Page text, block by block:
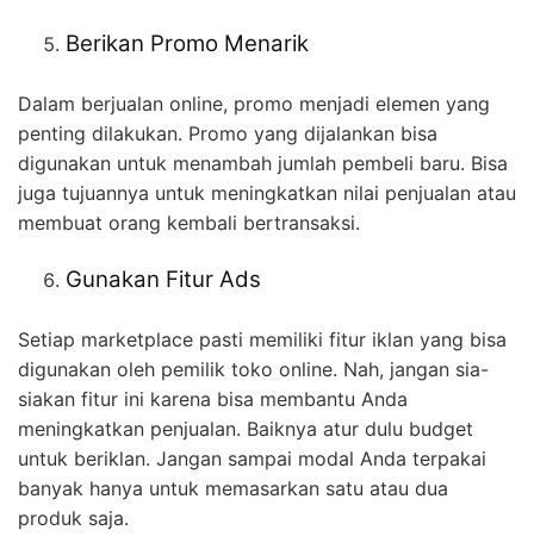
Berikan Promo Menarik
Dalam berjualan online, promo menjadi elemen yang
penting dilakukan. Promo yang dijalankan bisa
digunakan untuk menambah jumlah pembeli baru. Bisa
juga tujuannya untuk meningkatkan nilai penjualan atau
membuat orang kembali bertransaksi.
Gunakan Fitur Ads
Setiap marketplace pasti memiliki fitur iklan yang bisa
digunakan oleh pemilik toko online. Nah, jangan sia-
siakan fitur ini karena bisa membantu Anda
meningkatkan penjualan. Baiknya atur dulu budget
untuk beriklan. Jangan sampai modal Anda terpakai
banyak hanya untuk memasarkan satu atau dua
produk saja.